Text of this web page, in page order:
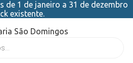
de 1 de janeiro a 31 de dezembro
existente.